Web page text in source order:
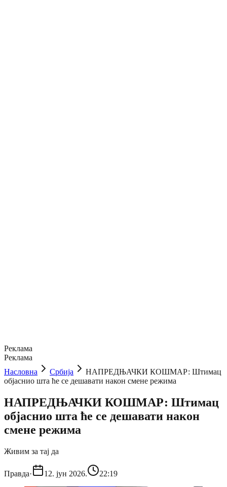
Реклама
Реклама
Насловна
Србија
НАПРЕДЊАЧКИ КОШМАР: Штимац
објаснио шта ће се дешавати након смене режима
НАПРЕДЊАЧКИ КОШМАР: Штимац
објаснио шта ће се дешавати након
смене режима
Живим за тај да
Правда· 12. јун 2026. 22:19